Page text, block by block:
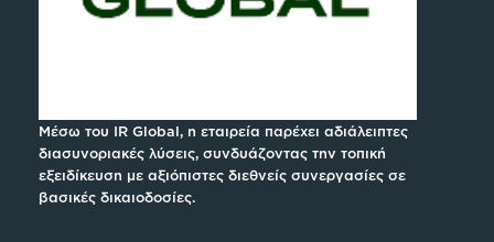
Μέσω του IR Global, η εταιρεία παρέχει αδιάλειπτες
διασυνοριακές λύσεις, συνδυάζοντας την τοπική
εξειδίκευση με αξιόπιστες διεθνείς συνεργασίες σε
βασικές δικαιοδοσίες.